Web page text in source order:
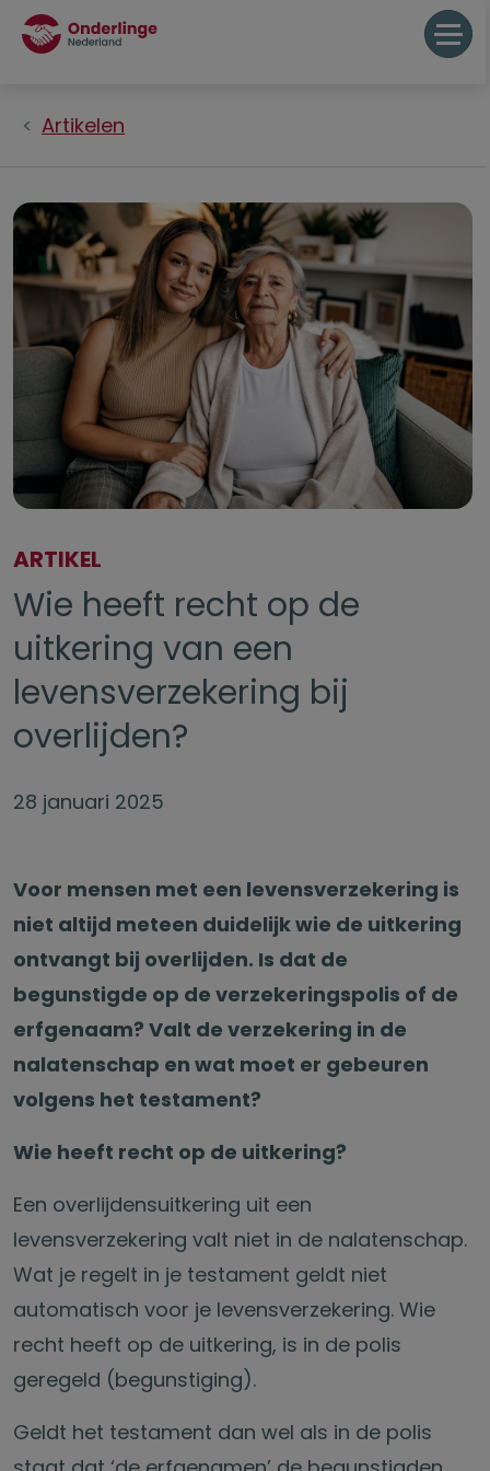
Artikelen
ARTIKEL
Wie heeft recht op de
uitkering van een
levensverzekering bij
overlijden?
28 januari 2025
Voor mensen met een levensverzekering is
niet altijd meteen duidelijk wie de uitkering
ontvangt bij overlijden. Is dat de
begunstigde op de verzekeringspolis of de
erfgenaam? Valt de verzekering in de
nalatenschap en wat moet er gebeuren
volgens het testament?
Wie heeft recht op de uitkering?
Een overlijdensuitkering uit een
levensverzekering valt niet in de nalatenschap.
Wat je regelt in je testament geldt niet
automatisch voor je levensverzekering. Wie
recht heeft op de uitkering, is in de polis
geregeld (begunstiging).
Geldt het testament dan wel als in de polis